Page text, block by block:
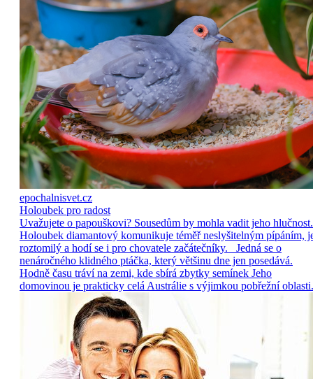
epochalnisvet.cz
Holoubek pro radost
Uvažujete o papouškovi? Sousedům by mohla vadit jeho hlučnost.
Holoubek diamantový komunikuje téměř neslyšitelným pípáním,
roztomilý a hodí se i pro chovatele začátečníky. Jedná se o
nenáročného klidného ptáčka, který většinu dne jen posedává.
Hodně času tráví na zemi, kde sbírá zbytky semínek Jeho
domovinou je prakticky celá Austrálie s výjimkou pobřežní oblasti.